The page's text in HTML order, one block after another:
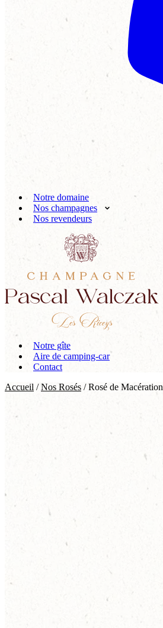
Notre domaine
Nos champagnes
Nos revendeurs
Notre gîte
Aire de camping-car
Contact
Accueil /Nos Rosés / Rosé de Macération